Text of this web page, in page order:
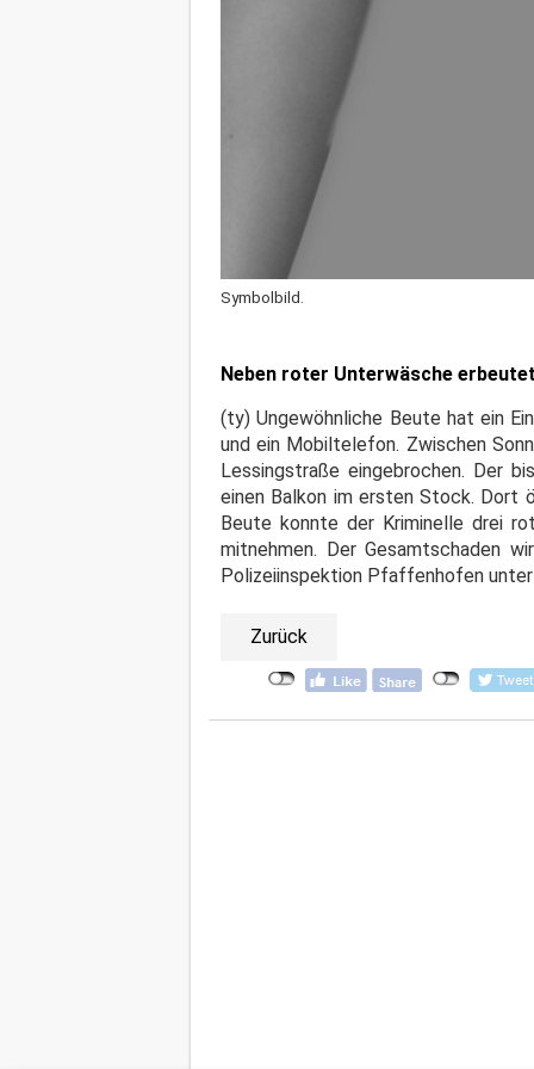
Symbolbild.
Neben roter Unterwäsche
(ty) Ungewöhnliche Beute hat ein
und ein Mobiltelefon. Zwischen
Lessingstraße eingebrochen. Der
einen Balkon im ersten Stock. Dort
Beute konnte der Kriminelle drei
mitnehmen. Der Gesamtschaden
Polizeiinspektion Pfaffenhofen
Zurück